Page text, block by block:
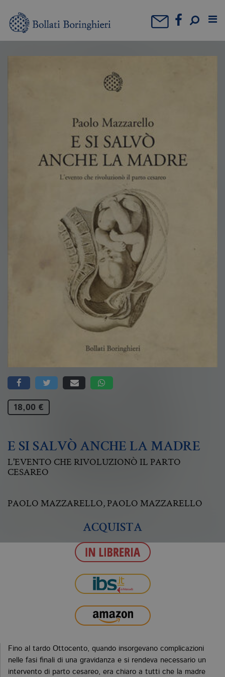
18,00 €
E SI SALVÒ ANCHE LA MADRE
L'EVENTO CHE RIVOLUZIONÒ IL PARTO
CESAREO
PAOLO MAZZARELLO, PAOLO MAZZARELLO
ACQUISTA
Fino al tardo Ottocento, quando insorgevano complicazioni
nelle fasi finali di una gravidanza e si rendeva necessario un
intervento di parto cesareo, era chiaro a tutti che la madre